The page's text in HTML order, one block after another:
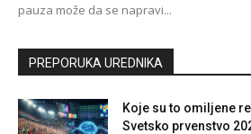
pauza može da se napravi...
PREPORUKA UREDNIKA
Koje su to omiljene
Svetsko prvenstvo